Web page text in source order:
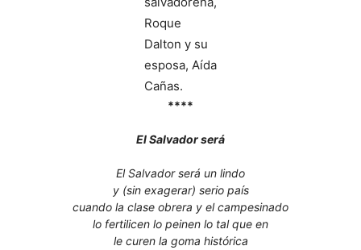
Roque
Dalton y su
esposa, Aída
Cañas.
****
El Salvador será
El Salvador será un lindo
y (sin exagerar) serio país
cuando la clase obrera y el campesinado
lo fertilicen lo peinen lo tal que en
le curen la goma histórica